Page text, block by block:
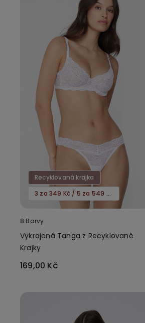
Recyklovaná krajka
3 za 349 Kč / 5 za 549 Kč
8 Barvy
Vykrojená Tanga z Recyklované
Krajky
169,00 Kč